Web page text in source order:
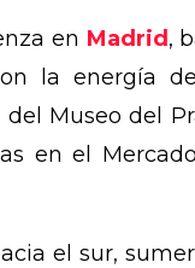
en Madrid ,
la energía
Museo del
en el
el sur,